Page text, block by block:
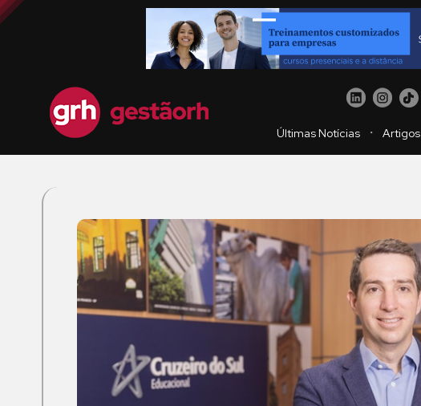
Últimas Notícias ・ Artigos